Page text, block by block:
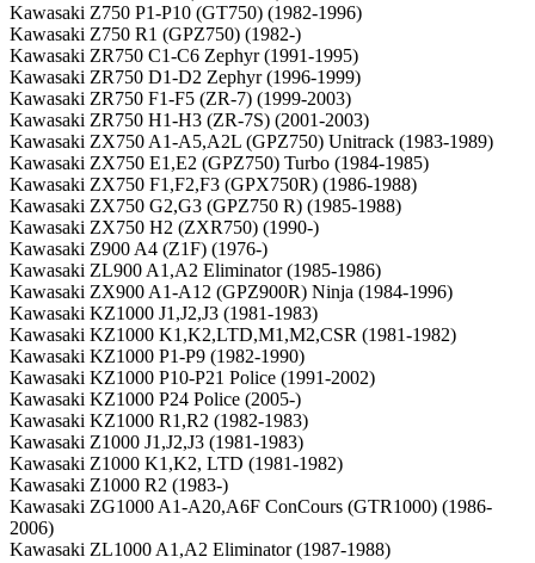
Kawasaki Z750 P1-P10 (GT750) (1982-1996)
Kawasaki Z750 R1 (GPZ750) (1982-)
Kawasaki ZR750 C1-C6 Zephyr (1991-1995)
Kawasaki ZR750 D1-D2 Zephyr (1996-1999)
Kawasaki ZR750 F1-F5 (ZR-7) (1999-2003)
Kawasaki ZR750 H1-H3 (ZR-7S) (2001-2003)
Kawasaki ZX750 A1-A5,A2L (GPZ750) Unitrack (1983-1989)
Kawasaki ZX750 E1,E2 (GPZ750) Turbo (1984-1985)
Kawasaki ZX750 F1,F2,F3 (GPX750R) (1986-1988)
Kawasaki ZX750 G2,G3 (GPZ750 R) (1985-1988)
Kawasaki ZX750 H2 (ZXR750) (1990-)
Kawasaki Z900 A4 (Z1F) (1976-)
Kawasaki ZL900 A1,A2 Eliminator (1985-1986)
Kawasaki ZX900 A1-A12 (GPZ900R) Ninja (1984-1996)
Kawasaki KZ1000 J1,J2,J3 (1981-1983)
Kawasaki KZ1000 K1,K2,LTD,M1,M2,CSR (1981-1982)
Kawasaki KZ1000 P1-P9 (1982-1990)
Kawasaki KZ1000 P10-P21 Police (1991-2002)
Kawasaki KZ1000 P24 Police (2005-)
Kawasaki KZ1000 R1,R2 (1982-1983)
Kawasaki Z1000 J1,J2,J3 (1981-1983)
Kawasaki Z1000 K1,K2, LTD (1981-1982)
Kawasaki Z1000 R2 (1983-)
Kawasaki ZG1000 A1-A20,A6F ConCours (GTR1000) (1986-
2006)
Kawasaki ZL1000 A1,A2 Eliminator (1987-1988)